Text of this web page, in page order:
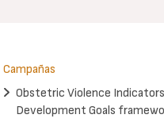
Campañas
Obstetric Violence
Development Goals